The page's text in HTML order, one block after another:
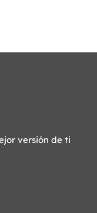
versión de ti